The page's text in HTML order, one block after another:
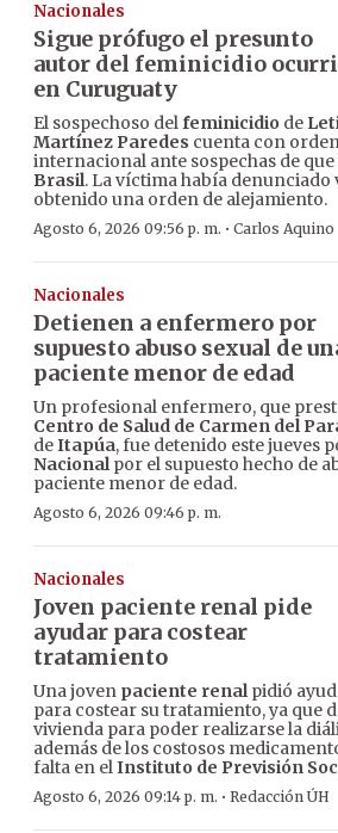
Nacionales
Sigue prófugo el presunto
autor del feminicidio
en Curuguaty
El sospechoso delfeminicidio de
Martínez Paredes cuenta con
internacional ante sospechas de
Brasil. La víctima había denunciado
obtenido una orden de alejamiento.
Agosto 6, 2026 09:56 p. m. · Carlos Aquino
Nacionales
Detienen a enfermero por
supuesto abuso sexual de
paciente menor de edad
Un profesional enfermero, que
Centro de Salud de Carmen del
deItapúa, fue detenido este jueves
Nacionalpor el supuesto hecho de
paciente menor de edad.
Agosto 6, 2026 09:46 p. m.
Nacionales
Joven paciente renal pide
ayudar para costear
tratamiento
Una joven paciente renalpidió
para costear su tratamiento, ya que
vivienda para poder realizarse la
además de los costosos
falta en elInstituto de Previsión
Agosto 6, 2026 09:14 p. m. · Redacción ÚH